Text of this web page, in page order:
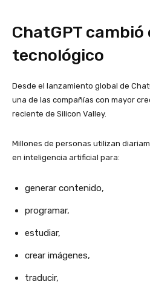
ChatGPT cambió
tecnológico
Desde el lanzamiento global de
una de las compañías con mayor
reciente de Silicon Valley.
Millones de personas utilizan
en inteligencia artificial para:
generar contenido,
programar,
estudiar,
crear imágenes,
traducir,